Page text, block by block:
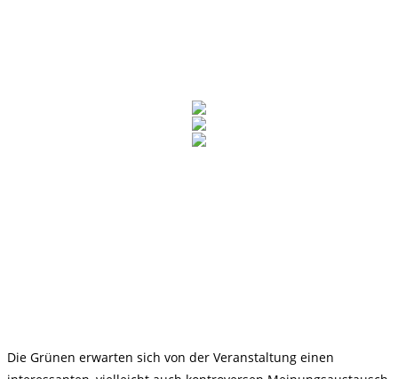
Die Grünen erwarten sich von der Veranstaltung einen